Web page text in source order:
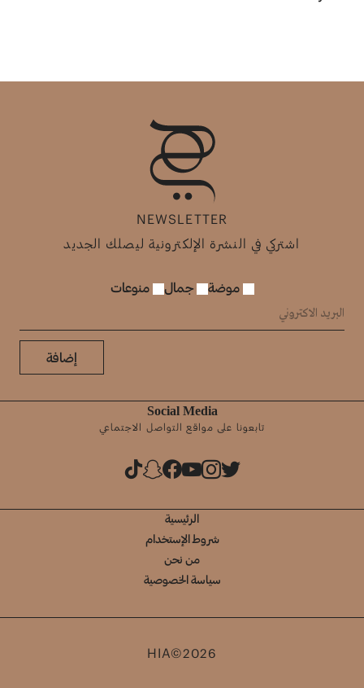
NEWSLETTER
اشتركي في النشرة الإلكترونية ليصلك الجديد
موضة جمال منوعات
إضافة
Social Media
تابعونا على مواقع التواصل الاجتماعي
الرئيسية
شروط الإستخدام
من نحن
سياسة الخصوصية
HIA©2026